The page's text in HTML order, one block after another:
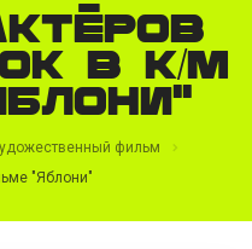
в к/м
фильм
"Яблони"